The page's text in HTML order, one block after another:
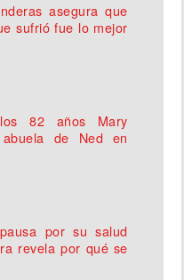
asegura que
sufrió fue lo mejor
82 años Mary
de Ned en
por su salud
revela por qué se